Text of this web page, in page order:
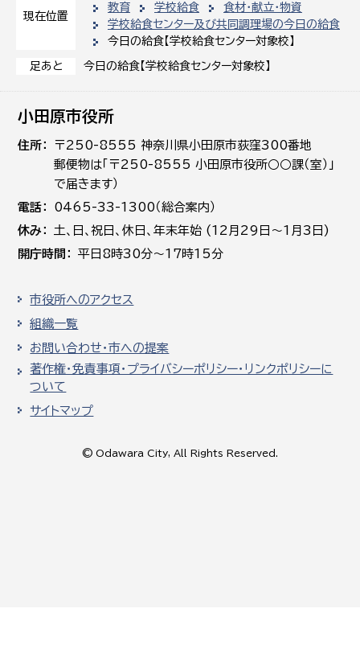
現在位置
教育
学校給食
食材・献立・物資
学校給食センター及び共同調理場の今日の給食
今日の給食【学校給食センター対象校】
足あと 今日の給食【学校給食センター対象校】
小田原市役所
住所
〒250-8555 神奈川県小田原市荻窪300番地
郵便物は「〒250-8555 小田原市役所○○課（室）」
で届きます）
電話
0465-33-1300（総合案内）
休み
土､日､祝日、休日、年末年始 (12月29日～1月3日)
開庁時間
平日8時30分～17時15分
市役所へのアクセス
組織一覧
お問い合わせ・市への提案
著作権・免責事項・プライバシーポリシー・リンクポリシーに
ついて
サイトマップ
© Odawara City, All Rights Reserved.